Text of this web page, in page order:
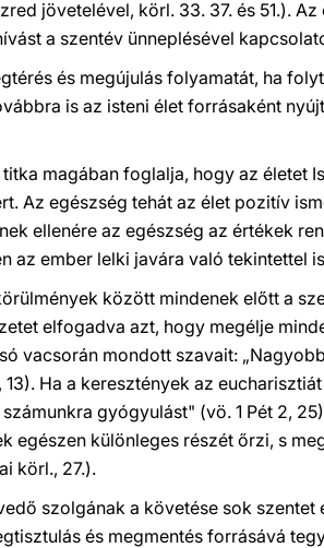
jövetelével, körl. 33. 37. és 51.).
a szentév ünneplésével
és megújulás folyamatát, ha
is az isteni élet forrásaként
magában foglalja, hogy az életet
Az egészség tehát az élet pozitív
ellenére az egészség az értékek
az ember lelki javára való tekintettel
között mindenek előtt a
elfogadva azt, hogy megélje
vacsorán mondott szavait:
13). Ha a keresztények az
gyógyulást" (vö. 1 Pét 2,
egészen különleges részét őrzi, s
körl., 27.).
szolgának a követése sok
és megmentés forrásává